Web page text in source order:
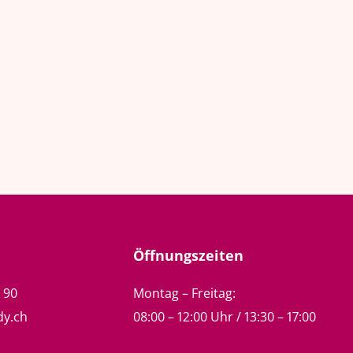
90
Öffnungszeiten
Montag – Freitag:
08:00 – 12:00 Uhr / 13:30 – 17:00